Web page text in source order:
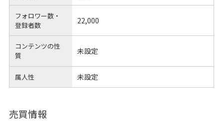
フォロワー数・
登録者数
22,000
コンテンツの性
質
未設定
属人性 未設定
売買情報